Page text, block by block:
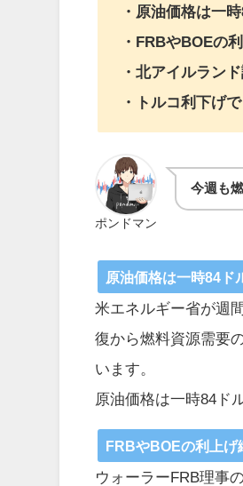
・原油価格は一
・FRBやBOEの
・北アイルラン
・トルコ利下げ
ポンドマン
今週も
原油価格は一時84ド
米エネルギー省が週
復から燃料資源需要
います。
原油価格は一時84ド
FRBやBOEの利上げ
ウォーラーFRB理事